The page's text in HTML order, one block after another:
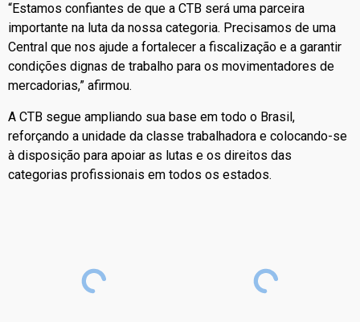
“Estamos confiantes de que a CTB será uma parceira
importante na luta da nossa categoria. Precisamos de uma
Central que nos ajude a fortalecer a fiscalização e a garantir
condições dignas de trabalho para os movimentadores de
mercadorias,” afirmou.
A CTB segue ampliando sua base em todo o Brasil,
reforçando a unidade da classe trabalhadora e colocando-se
à disposição para apoiar as lutas e os direitos das
categorias profissionais em todos os estados.